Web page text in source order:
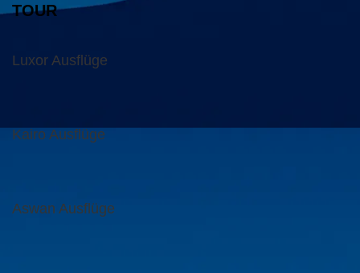
TOUR
Luxor Ausflüge
Kairo Ausflüge
Aswan Ausflüge